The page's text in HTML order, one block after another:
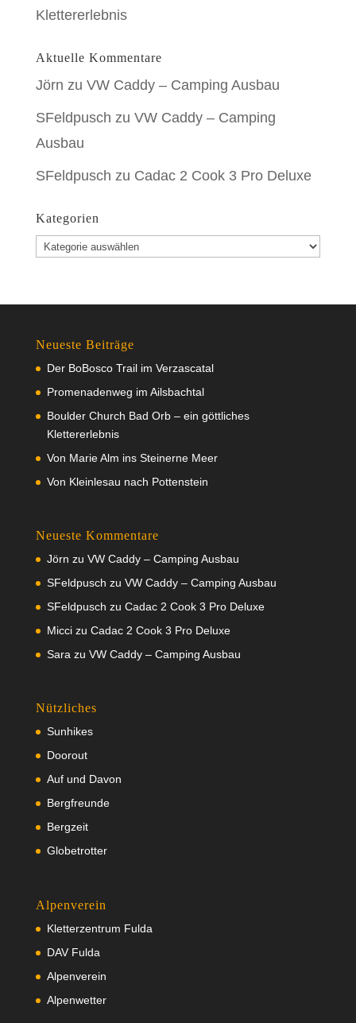
Klettererlebnis
Aktuelle Kommentare
Jörn zu VW Caddy – Camping Ausbau
SFeldpusch zu VW Caddy – Camping
Ausbau
SFeldpusch zu Cadac 2 Cook 3 Pro Deluxe
Kategorien
Kategorien
Neueste Beiträge
Der BoBosco Trail im Verzascatal
Promenadenweg im Ailsbachtal
Boulder Church Bad Orb – ein göttliches
Klettererlebnis
Von Marie Alm ins Steinerne Meer
Von Kleinlesau nach Pottenstein
Neueste Kommentare
Jörn zu VW Caddy – Camping Ausbau
SFeldpusch zu VW Caddy – Camping Ausbau
SFeldpusch zu Cadac 2 Cook 3 Pro Deluxe
Miccizu Cadac 2 Cook 3 Pro Deluxe
Sara zu VW Caddy – Camping Ausbau
Nützliches
Sunhikes
Doorout
Auf und Davon
Bergfreunde
Bergzeit
Globetrotter
Alpenverein
Kletterzentrum Fulda
DAV Fulda
Alpenverein
Alpenwetter